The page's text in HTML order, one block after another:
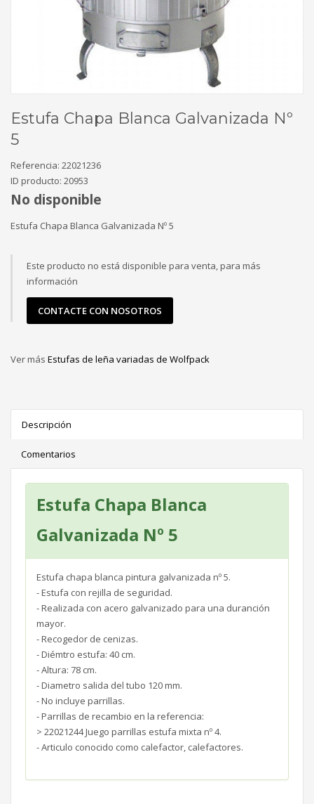
Estufa Chapa Blanca Galvanizada Nº
5
Referencia: 22021236
ID producto: 20953
No disponible
Estufa Chapa Blanca Galvanizada Nº 5
Este producto no está disponible para venta, para más
información
CONTACTE CON NOSOTROS
Ver más Estufas de leña variadas de Wolfpack
Descripción
Comentarios
Estufa Chapa Blanca
Galvanizada Nº 5
Estufa chapa blanca pintura galvanizada nº 5.
- Estufa con rejilla de seguridad.
- Realizada con acero galvanizado para una duranción
mayor.
- Recogedor de cenizas.
- Diémtro estufa: 40 cm.
- Altura: 78 cm.
- Diametro salida del tubo 120 mm.
- No incluye parrillas.
- Parrillas de recambio en la referencia:
> 22021244 Juego parrillas estufa mixta nº 4.
- Articulo conocido como calefactor, calefactores.